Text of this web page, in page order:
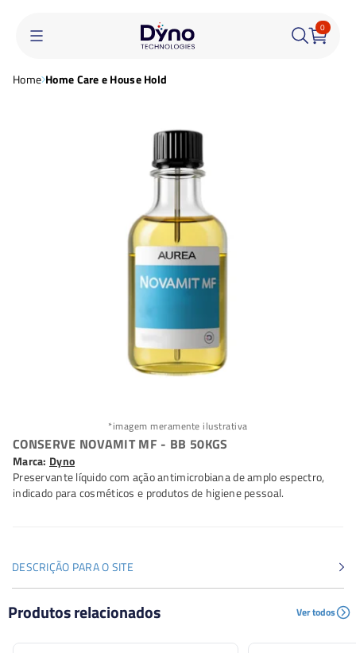
0
Home Home Care e House Hold
*imagem meramente ilustrativa
CONSERVE NOVAMIT MF - BB 50KGS
Marca: Dyno
Preservante líquido com ação antimicrobiana de amplo espectro,
indicado para cosméticos e produtos de higiene pessoal.
DESCRIÇÃO PARA O SITE
Preservante líquido com ação antimicrobiana de amplo
espectro, indicado para cosméticos e produtos de higiene
pessoal.
Produtos relacionados Ver todos